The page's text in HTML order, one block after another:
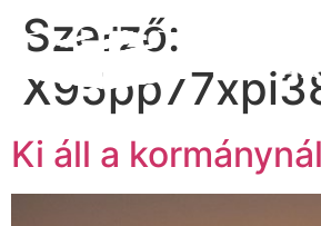
Szerző:
Ki áll a